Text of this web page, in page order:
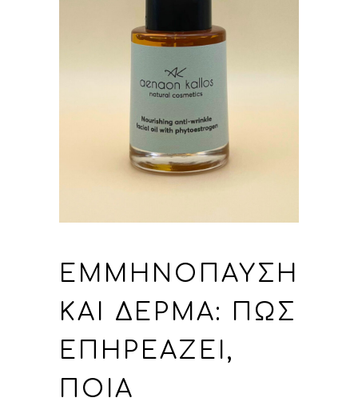
ΕΜΜΗΝΌΠΑΥΣΗ
ΚΑΙ ΔΈΡΜΑ: ΠΏΣ
ΕΠΗΡΕΆΖΕΙ,
ΠΟΙΑ